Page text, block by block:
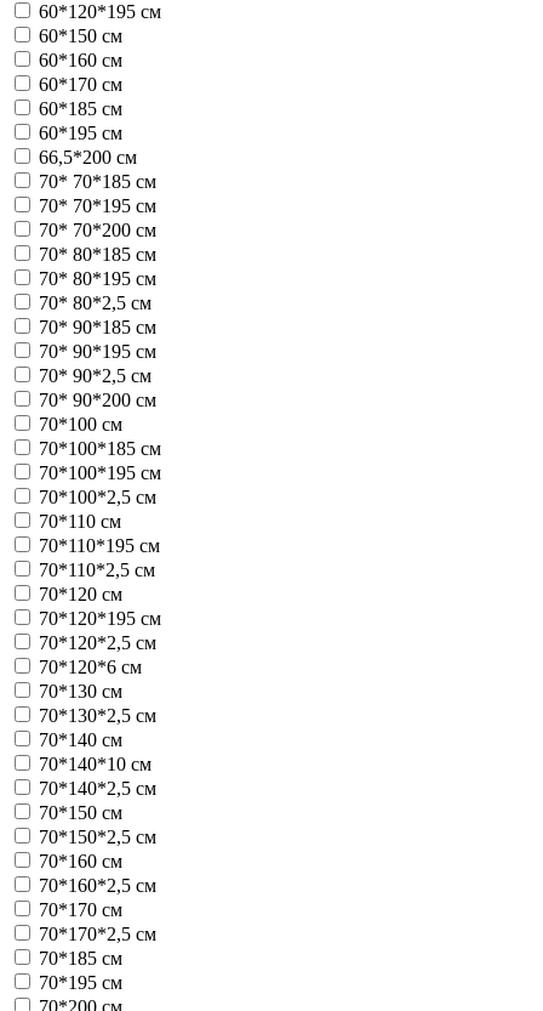
60*120*195 см
60*150 см
60*160 см
60*170 см
60*185 см
60*195 см
66,5*200 см
70* 70*185 см
70* 70*195 см
70* 70*200 см
70* 80*185 см
70* 80*195 см
70* 80*2,5 см
70* 90*185 см
70* 90*195 см
70* 90*2,5 см
70* 90*200 см
70*100 см
70*100*185 см
70*100*195 см
70*100*2,5 см
70*110 см
70*110*195 см
70*110*2,5 см
70*120 см
70*120*195 см
70*120*2,5 см
70*120*6 см
70*130 см
70*130*2,5 см
70*140 см
70*140*10 см
70*140*2,5 см
70*150 см
70*150*2,5 см
70*160 см
70*160*2,5 см
70*170 см
70*170*2,5 см
70*185 см
70*195 см
70*200 см